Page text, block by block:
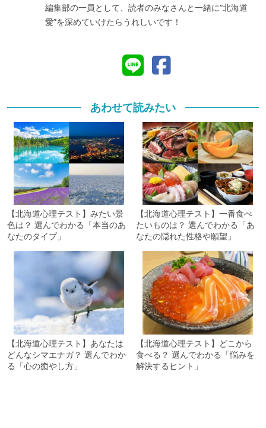
編集部の一員として、読者のみなさんと一緒に“北海道
愛”を深めていけたらうれしいです！
あわせて読みたい
【北海道心理テスト】みたい景
色は？ 選んでわかる「本当のあ
なたのタイプ」
【北海道心理テスト】一番食べ
たいものは？ 選んでわかる「あ
なたの隠れた性格や願望」
【北海道心理テスト】あなたは
どんなシマエナガ？ 選んでわか
る「心の癒やし方」
【北海道心理テスト】どこから
食べる？ 選んでわかる「悩みを
解決するヒント」